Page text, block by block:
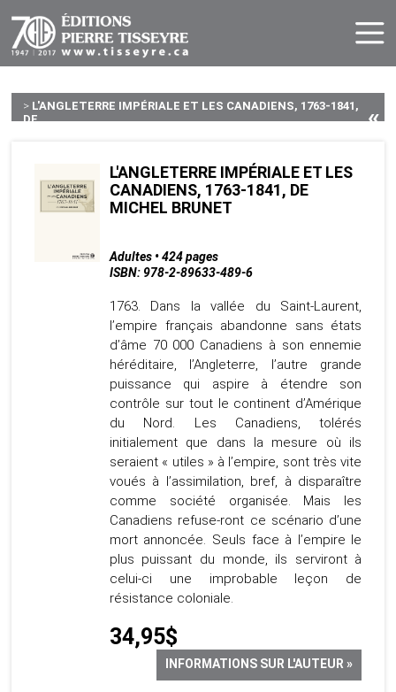
> L'ANGLETERRE IMPÉRIALE ET LES CANADIENS, 1763-1841,
DE...
«
L'ANGLETERRE IMPÉRIALE ET LES
CANADIENS, 1763-1841, DE
MICHEL BRUNET
Adultes • 424 pages
ISBN: 978-2-89633-489-6
1763. Dans la vallée du Saint-Laurent,
l’empire français abandonne sans états
d’âme 70 000 Canadiens à son ennemie
héréditaire, l’Angleterre, l’autre grande
puissance qui aspire à étendre son
contrôle sur tout le continent d’Amérique
du Nord. Les Canadiens, tolérés
initialement que dans la mesure où ils
seraient « utiles » à l’empire, sont très vite
voués à l’assimilation, bref, à disparaître
comme société organisée. Mais les
Canadiens refuse-ront ce scénario d’une
mort annoncée. Seuls face à l’empire le
plus puissant du monde, ils serviront à
celui-ci une improbable leçon de
résistance coloniale.
34,95$
INFORMATIONS SUR L'AUTEUR »